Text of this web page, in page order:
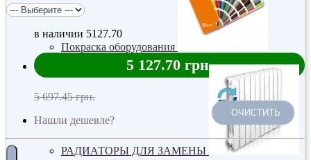
Покраска оборудования
РАДИАТОРЫ ДЛЯ ЗАМЕНЫ
в наличии 5127.70
5 127.70 грн.
5 697.45 грн.
Нашли дешевле?
ОЧИСТИТЬ